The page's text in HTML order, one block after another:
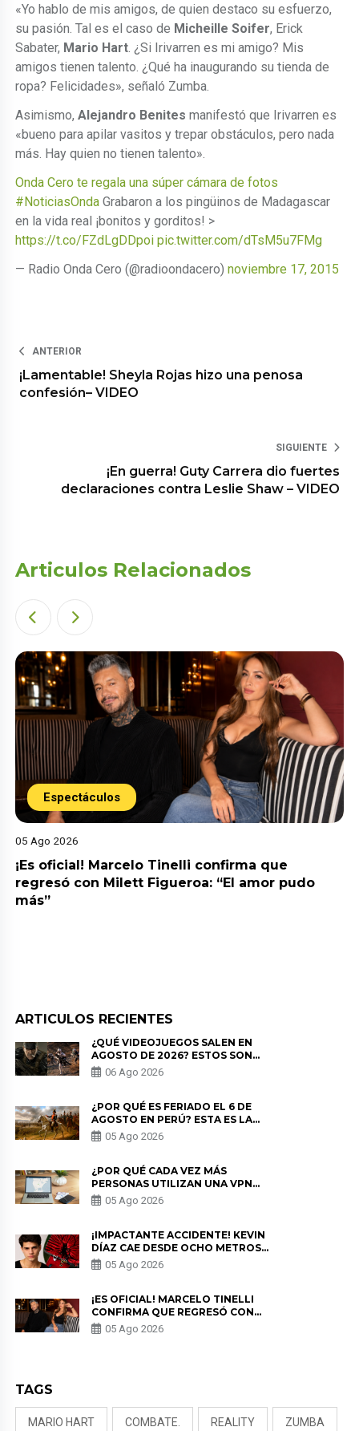
«Yo hablo de mis amigos, de quien destaco su esfuerzo,
su pasión. Tal es el caso de Micheille Soifer, Erick
Sabater, Mario Hart . ¿Si Irivarren es mi amigo? Mis
amigos tienen talento. ¿Qué ha inaugurando su tienda de
ropa? Felicidades», señaló Zumba.
Asimismo,Alejandro Benites manifestó que Irivarren es
«bueno para apilar vasitos y trepar obstáculos, pero nada
más. Hay quien no tienen talento».
Onda Cero te regala una súper cámara de fotos
#NoticiasOnda Grabaron a los pingüinos de Madagascar
en la vida real ¡bonitos y gorditos! >
https://t.co/FZdLgDDpoi pic.twitter.com/dTsM5u7FMg
— Radio Onda Cero (@radioondacero)noviembre 17, 2015
ANTERIOR
¡Lamentable! Sheyla Rojas hizo una penosa
confesión– VIDEO
SIGUIENTE
¡En guerra! Guty Carrera dio fuertes
declaraciones contra Leslie Shaw – VIDEO
Articulos Relacionados
Espectáculos
05 Ago 2026
¡Es oficial! Marcelo Tinelli confirma que
regresó con Milett Figueroa: “El amor pudo
más”
ARTICULOS RECIENTES
¿QUÉ VIDEOJUEGOS SALEN EN
AGOSTO DE 2026? ESTOS SON
LOS ESTRENOS MÁS ESPERADOS
06 Ago 2026
¿POR QUÉ ES FERIADO EL 6 DE
AGOSTO EN PERÚ? ESTA ES LA
HISTORIA
05 Ago 2026
¿POR QUÉ CADA VEZ MÁS
PERSONAS UTILIZAN UNA VPN
PARA PROTEGER SU
PRIVACIDAD?
05 Ago 2026
¡IMPACTANTE ACCIDENTE! KEVIN
DÍAZ CAE DESDE OCHO METROS
EN “ESTO ES GUERRA” Y GENERA
PREOCUPACIÓN
05 Ago 2026
¡ES OFICIAL! MARCELO TINELLI
CONFIRMA QUE REGRESÓ CON
MILETT FIGUEROA: “EL AMOR
PUDO MÁS”
05 Ago 2026
TAGS
MARIO HART COMBATE. REALITY ZUMBA